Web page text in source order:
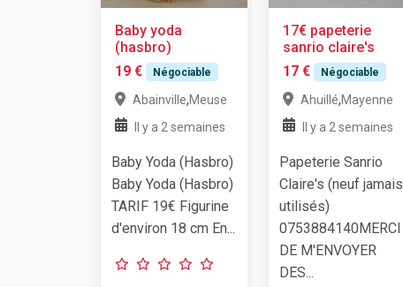
Baby yoda
(hasbro)
19 €
Négociable
Abainville,Meuse
Il y a 2 semaines
Baby Yoda (Hasbro)
Baby Yoda (Hasbro)
TARIF 19€ Figurine
d'environ 18 cm En...
17€ papeterie
sanrio claire's
17 €
Négociable
Ahuillé,Mayenne
Il y a 2 semaines
Papeterie Sanrio
Claire's (neuf jamais
utilisés)
0753884140MERCI
DE M'ENVOYER
DES...